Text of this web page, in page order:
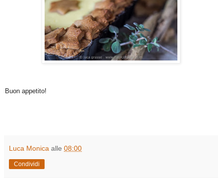
Buon appetito!
Luca Monica alle 08:00
Condividi